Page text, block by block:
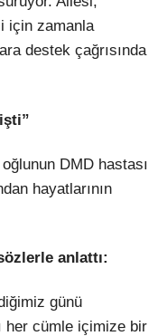
için zamanla
destek çağrısında
oğlunun DMD hastası
hayatlarının
anlattı:
günü
her cümle içimize bir